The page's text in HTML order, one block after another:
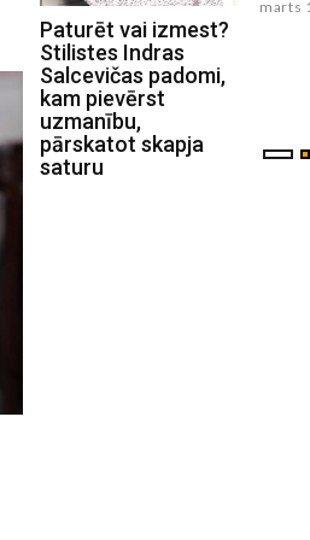
Paturēt vai izmest?
Stilistes Indras
Salcevičas padomi,
kam pievērst
uzmanību,
pārskatot skapja
saturu
2021 marts